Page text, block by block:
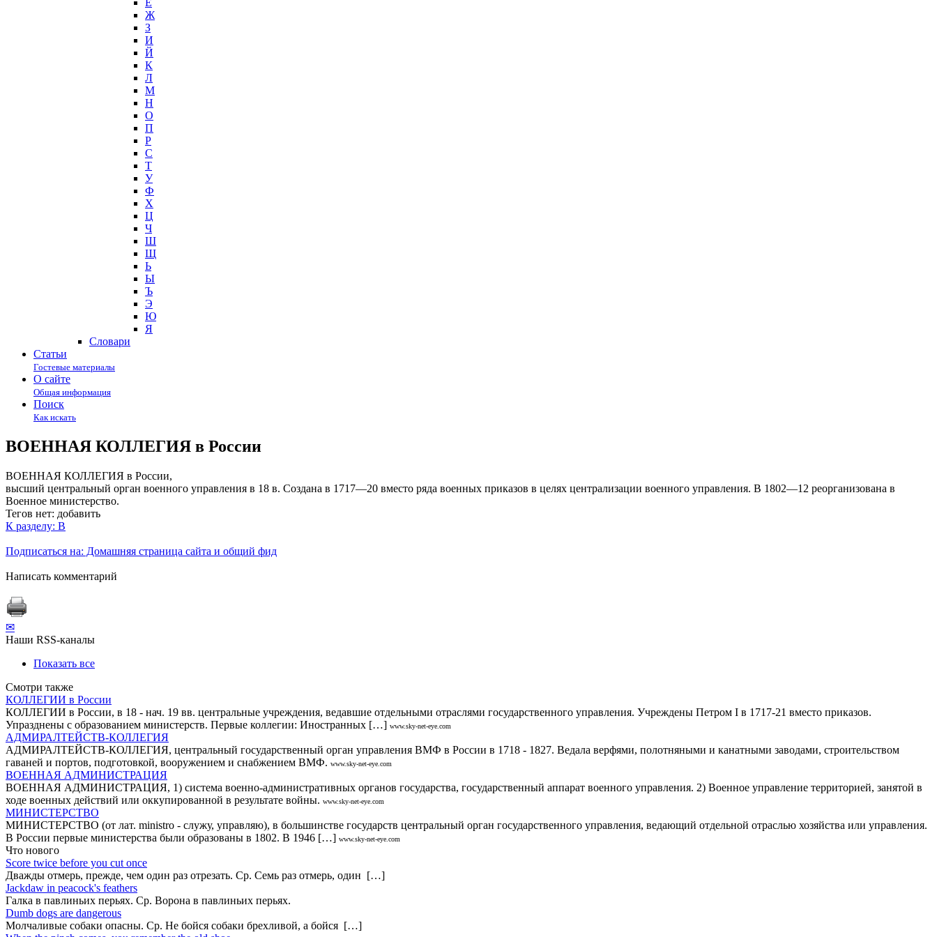
Ё
Ж
З
И
Й
К
Л
М
Н
О
П
Р
С
Т
У
Ф
Х
Ц
Ч
Ш
Щ
Ь
Ы
Ъ
Э
Ю
Я
Cловари
Статьи
Гостевые материалы
О сайте
Общая информация
Поиск
Как искать
ВОЕННАЯ КОЛЛЕГИЯ в России
ВОЕННАЯ КОЛЛЕГИЯ в России,
высший центральный орган военного управления в 18 в. Создана в 1717—20 вместо ряда военных приказов в целях централизации военного управления. В 1802—12 реорганизована в
Военное министерство.
Тегов нет: добавить
К разделу: В
Подписаться на: Домашняя страница сайта и общий фид
Написать комментарий
✉
Наши RSS-каналы
Показать все
Смотри также
КОЛЛЕГИИ в России
КОЛЛЕГИИ в России, в 18 - нач. 19 вв. центральные учреждения, ведавшие отдельными отраслями государственного управления. Учреждены Петром I в 1717-21 вместо приказов.
Упразднены с образованием министерств. Первые коллегии: Иностранных […] www.sky-net-eye.com
АДМИРАЛТЕЙСТВ-КОЛЛЕГИЯ
АДМИРАЛТЕЙСТВ-КОЛЛЕГИЯ, центральный государственный орган управления ВМФ в России в 1718 - 1827. Ведала верфями, полотняными и канатными заводами, строительством
гаваней и портов, подготовкой, вооружением и снабжением ВМФ. www.sky-net-eye.com
ВОЕННАЯ АДМИНИСТРАЦИЯ
ВОЕННАЯ АДМИНИСТРАЦИЯ, 1) система военно-административных органов государства, государственный аппарат военного управления. 2) Военное управление территорией, занятой в
ходе военных действий или оккупированной в результате войны. www.sky-net-eye.com
МИНИСТЕРСТВО
МИНИСТЕРСТВО (от лат. ministro - служу, управляю), в большинстве государств центральный орган государственного управления, ведающий отдельной отраслью хозяйства или управления.
В России первые министерства были образованы в 1802. В 1946 […] www.sky-net-eye.com
Что нового
Score twice before you cut once
Дважды отмерь, прежде, чем один раз отрезать. Ср. Семь раз отмерь, один […]
Jackdaw in peacock's feathers
Галка в павлиньих перьях. Ср. Ворона в павлиньих перьях.
Dumb dogs are dangerous
Молчаливые собаки опасны. Ср. Не бойся собаки брехливой, а бойся […]